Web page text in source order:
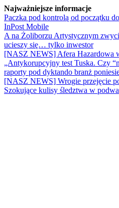
Najważniejsze informacje
Paczka pod kontrolą od początku
InPost Mobile
A na Żoliborzu Artystycznym
ucieszy się… tylko inwestor
[NASZ NEWS] Afera Hazardowa
„Antykorupcyjny test Tuska. Czy
raporty pod dyktando branż
[NASZ NEWS] Wrogie przejęcie
Szokujące kulisy śledztwa w